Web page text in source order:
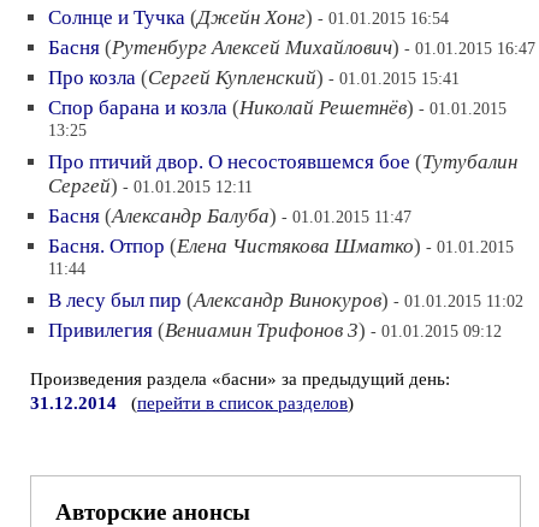
Солнце и Тучка (Джейн Хонг) - 01.01.2015 16:54
Басня (Рутенбург Алексей Михайлович) - 01.01.2015 16:47
Про козла (Сергей Купленский) - 01.01.2015 15:41
Спор барана и козла (Николай Решетнёв) - 01.01.2015
13:25
Про птичий двор. О несостоявшемся бое (Тутубалин
Сергей) - 01.01.2015 12:11
Басня (Александр Балуба) - 01.01.2015 11:47
Басня. Отпор (Елена Чистякова Шматко) - 01.01.2015
11:44
В лесу был пир (Александр Винокуров) - 01.01.2015 11:02
Привилегия (Вениамин Трифонов 3) - 01.01.2015 09:12
Произведения раздела «басни» за предыдущий день:
31.12.2014 (перейти в список разделов)
Авторские анонсы